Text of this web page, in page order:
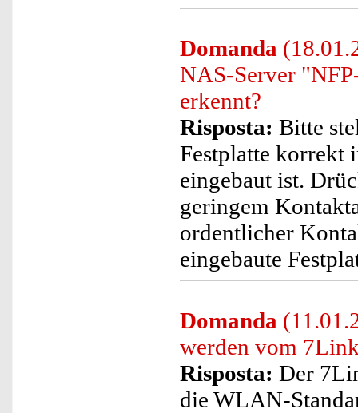
Domanda
NAS-Server
erkennt?
Risposta: Bitte
Festplatte korrekt
eingebaut ist.
geringem
ordentlicher
eingebaute
Domanda
werden vom
Risposta: Der
die WLAN-